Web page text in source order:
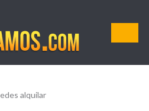
alquilar